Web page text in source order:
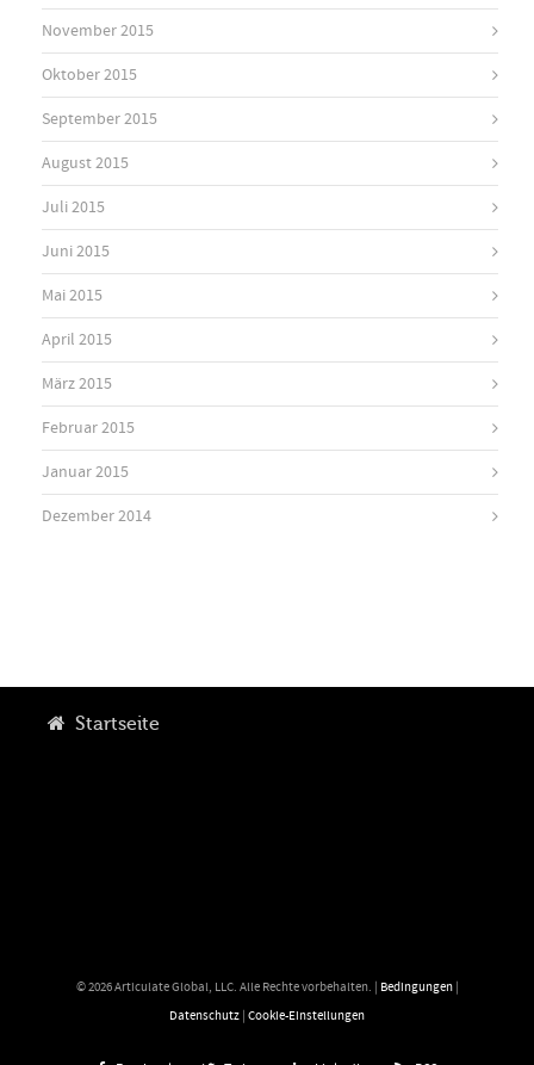
November 2015
Oktober 2015
September 2015
August 2015
Juli 2015
Juni 2015
Mai 2015
April 2015
März 2015
Februar 2015
Januar 2015
Dezember 2014
Startseite
© 2026 Articulate Global, LLC. Alle Rechte vorbehalten. | Bedingungen|
Datenschutz Cookie-Einstellungen